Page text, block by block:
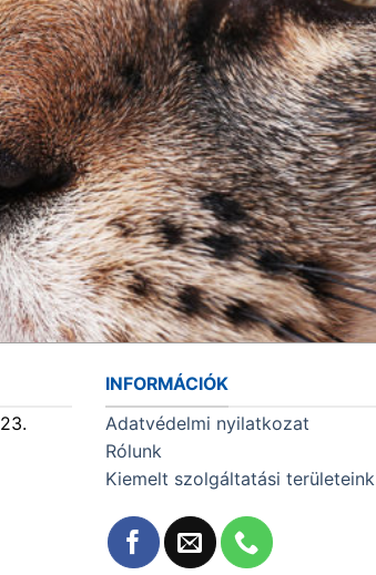
INFORMÁCIÓK
Adatvédelmi nyilatkozat
Rólunk
Kiemelt szolgáltatási területeink